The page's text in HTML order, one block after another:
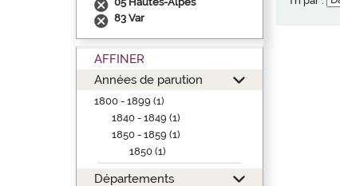
83 Var
AFFINER
Années de parution
1800 - 1899 (1)
1840 - 1849 (1)
1850 - 1859 (1)
1850 (1)
Départements